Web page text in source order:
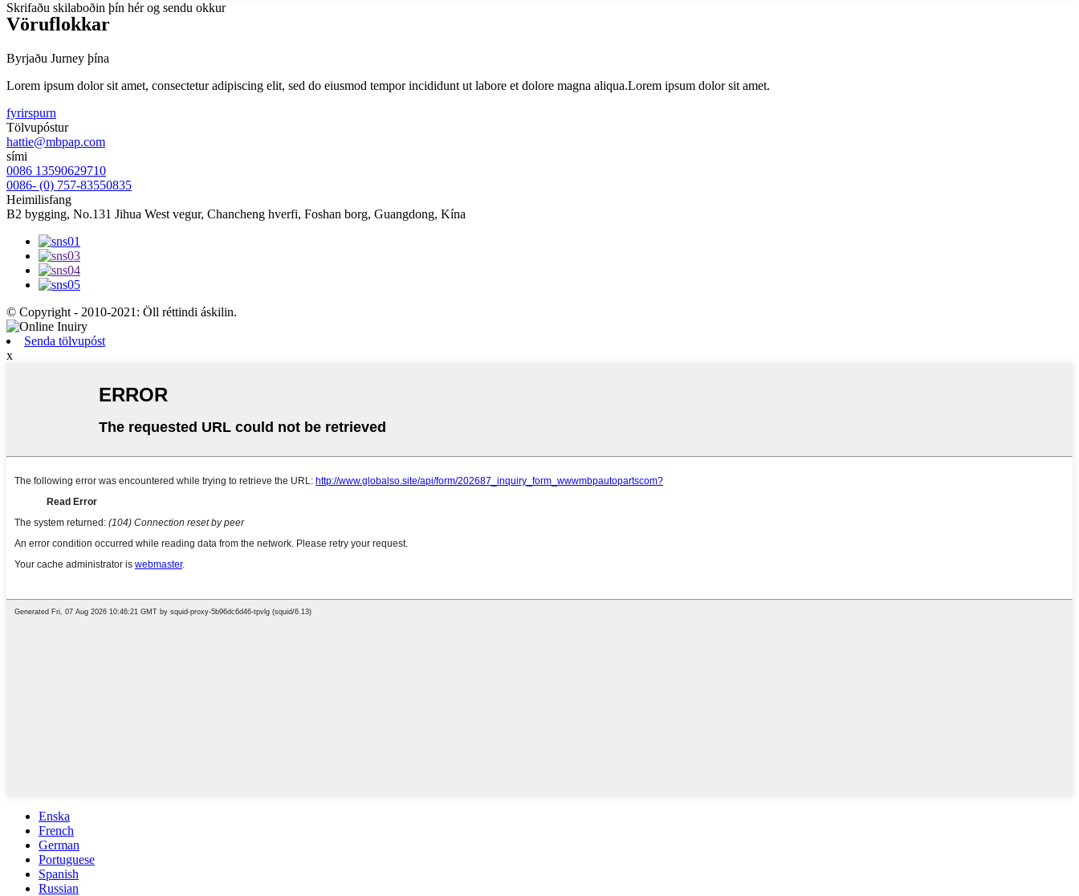
Skrifaðu skilaboðin þín hér og sendu okkur
Vöruflokkar
Byrjaðu Jurney þína
Lorem ipsum dolor sit amet, consectetur adipiscing elit, sed do eiusmod tempor incididunt ut labore et dolore magna aliqua.Lorem ipsum dolor sit amet.
fyrirspurn
Tölvupóstur
hattie@mbpap.com
sími
0086 13590629710
0086- (0) 757-83550835
Heimilisfang
B2 bygging, No.131 Jihua West vegur, Chancheng hverfi, Foshan borg, Guangdong, Kína
© Copyright - 2010-2021: Öll réttindi áskilin.
Senda tölvupóst
x
Enska
French
German
Portuguese
Spanish
Russian